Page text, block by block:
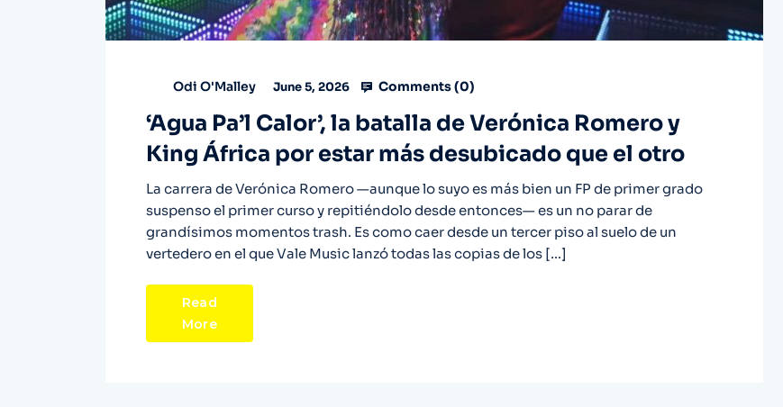
Odi O'Malley June 5, 2026 Comments (0)
‘Agua Pa’l Calor’, la batalla de Verónica Romero y
King África por estar más desubicado que el otro
La carrera de Verónica Romero —aunque lo suyo es más bien un FP de primer grado
suspenso el primer curso y repitiéndolo desde entonces— es un no parar de
grandísimos momentos trash. Es como caer desde un tercer piso al suelo de un
vertedero en el que Vale Music lanzó todas las copias de los […]
Read
More